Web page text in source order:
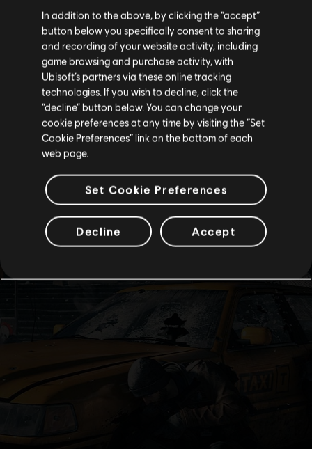
Parece que você está no paísUnited States
Visite nossa Store local para fazer sua compra.
Fique na Store atual
Mudar para a loja do país Portugal
In addition to the above, by clicking the “accept”
button below you specifically consent to sharing
and recording of your website activity, including
game browsing and purchase activity, with
Ubisoft’s partners via these online tracking
technologies. If you wish to decline, click the
“decline” button below. You can change your
cookie preferences at any time by visiting the “Set
Cookie Preferences” link on the bottom of each
web page.
Set Cookie Preferences
Decline Accept